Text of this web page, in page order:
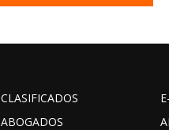
CLASIFICADOS
ABOGADOS